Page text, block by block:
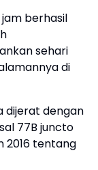
berhasil
sehari
di
dijerat dengan
77B juncto
2016 tentang